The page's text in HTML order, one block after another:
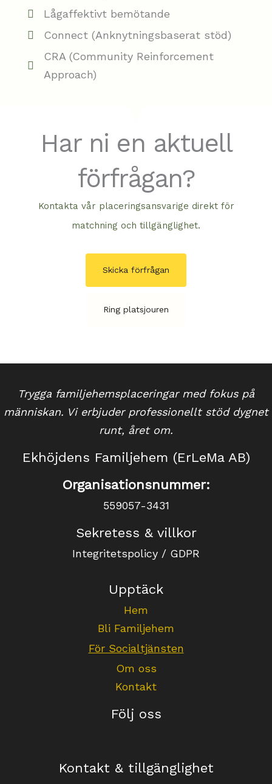
Lågaffektivt bemötande
Connect (Anknytningsbaserat stöd)
CRA (Community Reinforcement
Approach)
Har ni en aktuell
förfrågan?
Kontakta vår placeringsansvarige direkt för
matchning och tillgänglighet.
Skicka förfrågan
Ring platsjouren
Trygga familjehemsplaceringar med fokus på
människan. Vi erbjuder professionellt stöd dygnet
runt, året om.
Ekhöjdens Familjehem (ErLeMa AB)
Organisationsnummer:
559057-3431
Sekretess & villkor
Integritetspolicy / GDPR
Upptäck
Hem
Bli Familjehem
För Socialtjänsten
Om oss
Kontakt
Följ oss
Kontakt & tillgänglighet